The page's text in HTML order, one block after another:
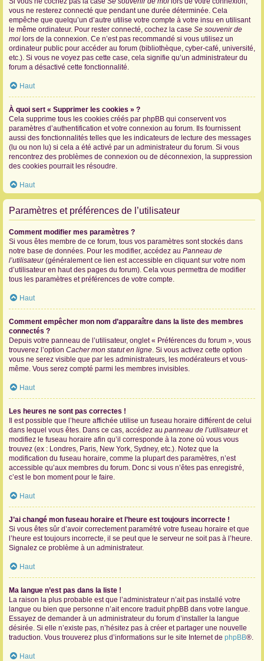
vous ne resterez connecté que pendant une durée déterminée. Cela
empêche que quelqu’un d’autre utilise votre compte à votre insu en utilisant
le même ordinateur. Pour rester connecté, cochez la case Se souvenir de
moi lors de la connexion. Ce n’est pas recommandé si vous utilisez un
ordinateur public pour accéder au forum (bibliothèque, cyber-café, université,
etc.). Si vous ne voyez pas cette case, cela signifie qu’un administrateur du
forum a désactivé cette fonctionnalité.
Haut
À quoi sert « Supprimer les cookies » ?
Cela supprime tous les cookies créés par phpBB qui conservent vos
paramètres d’authentification et votre connexion au forum. Ils fournissent
aussi des fonctionnalités telles que les indicateurs de lecture des messages
(lu ou non lu) si cela a été activé par un administrateur du forum. Si vous
rencontrez des problèmes de connexion ou de déconnexion, la suppression
des cookies pourrait les résoudre.
Haut
Paramètres et préférences de l’utilisateur
Comment modifier mes paramètres ?
Si vous êtes membre de ce forum, tous vos paramètres sont stockés dans
notre base de données. Pour les modifier, accédez au Panneau de
l’utilisateur(généralement ce lien est accessible en cliquant sur votre nom
d’utilisateur en haut des pages du forum). Cela vous permettra de modifier
tous les paramètres et préférences de votre compte.
Haut
Comment empêcher mon nom d’apparaître dans la liste des membres
connectés ?
Depuis votre panneau de l’utilisateur, onglet « Préférences du forum », vous
trouverez l’option Cacher mon statut en ligne. Si vous activez cette option
vous ne serez visible que par les administrateurs, les modérateurs et vous-
même. Vous serez compté parmi les membres invisibles.
Haut
Les heures ne sont pas correctes !
Il est possible que l’heure affichée utilise un fuseau horaire différent de celui
dans lequel vous êtes. Dans ce cas, accédez au panneau de l’utilisateuret
modifiez le fuseau horaire afin qu’il corresponde à la zone où vous vous
trouvez (ex : Londres, Paris, New York, Sydney, etc.). Notez que la
modification du fuseau horaire, comme la plupart des paramètres, n’est
accessible qu’aux membres du forum. Donc si vous n’êtes pas enregistré,
c’est le bon moment pour le faire.
Haut
J’ai changé mon fuseau horaire et l’heure est toujours incorrecte !
Si vous êtes sûr d’avoir correctement paramétré votre fuseau horaire et que
l’heure est toujours incorrecte, il se peut que le serveur ne soit pas à l’heure.
Signalez ce problème à un administrateur.
Haut
Ma langue n’est pas dans la liste !
La raison la plus probable est que l’administrateur n’ait pas installé votre
langue ou bien que personne n’ait encore traduit phpBB dans votre langue.
Essayez de demander à un administrateur du forum d’installer la langue
désirée. Si elle n’existe pas, n’hésitez pas à créer et partager une nouvelle
traduction. Vous trouverez plus d’informations sur le site Internet de phpBB®.
Haut